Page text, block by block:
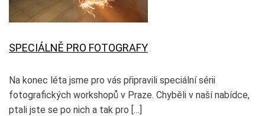
SPECIÁLNĚ PRO FOTOGRAFY
Na konec léta jsme pro vás připravili speciální sérii
fotografických workshopů v Praze. Chyběli v naší nabídce,
ptali jste se po nich a tak pro […]